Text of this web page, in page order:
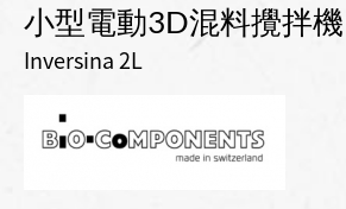
小型電動3D混料攪拌機
Inversina 2L